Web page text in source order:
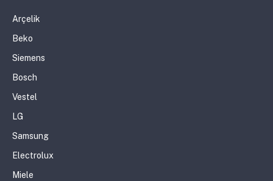
Arçelik
Beko
Siemens
Bosch
Vestel
LG
Samsung
Electrolux
Miele